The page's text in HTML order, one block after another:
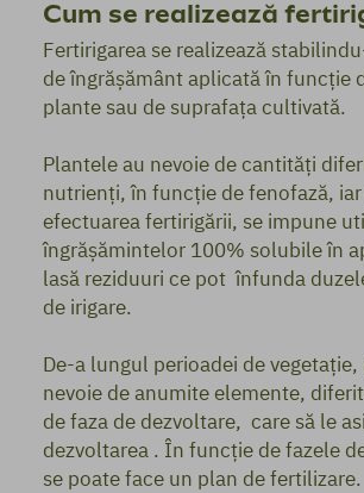
Cum se realizează
Fertirigarea se realizează
de îngrășământ aplicată în funcție
plante sau de suprafața cultivată.
Plantele au nevoie de cantități
nutrienți, în funcție de fenofază,
efectuarea fertirigării, se impune
îngrășămintelor 100% solubile în
lasă reziduuri ce pot înfunda
de irigare.
De-a lungul perioadei de
nevoie de anumite elemente,
de faza de dezvoltare, care să le
dezvoltarea . În funcție de fazele
se poate face un plan de fertilizare.